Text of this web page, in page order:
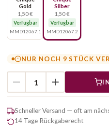
Gold
1,50 €
Verfügbar
MMD12067.1
Silber
1,50 €
Verfügbar
MMD12067.2
NUR NOCH 9 STÜCK
Schneller Versand — oft am
14 Tage Rückgaberecht